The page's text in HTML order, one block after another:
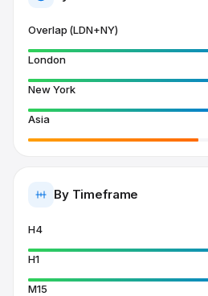
Overlap (LDN+NY)
London
New York
Asia
By Timeframe
H4
H1
M15